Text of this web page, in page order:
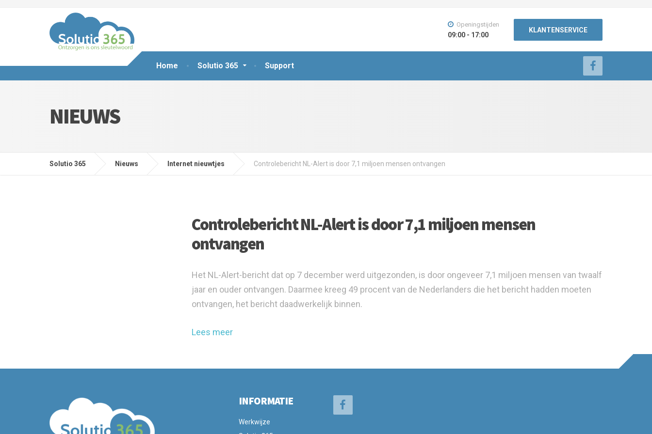
Home Solutio 365 Support
Openingstijden
09:00 - 17:00
KLANTENSERVICE
NIEUWS
Solutio 365 Nieuws Internet nieuwtjes Controlebericht NL-Alert is door 7,1 miljoen mensen ontvangen
Controlebericht NL-Alert is door 7,1 miljoen mensen
ontvangen
Het NL-Alert-bericht dat op 7 december werd uitgezonden, is door ongeveer 7,1 miljoen mensen van twaalf
jaar en ouder ontvangen. Daarmee kreeg 49 procent van de Nederlanders die het bericht hadden moeten
ontvangen, het bericht daadwerkelijk binnen.
Lees meer
INFORMATIE
Werkwijze